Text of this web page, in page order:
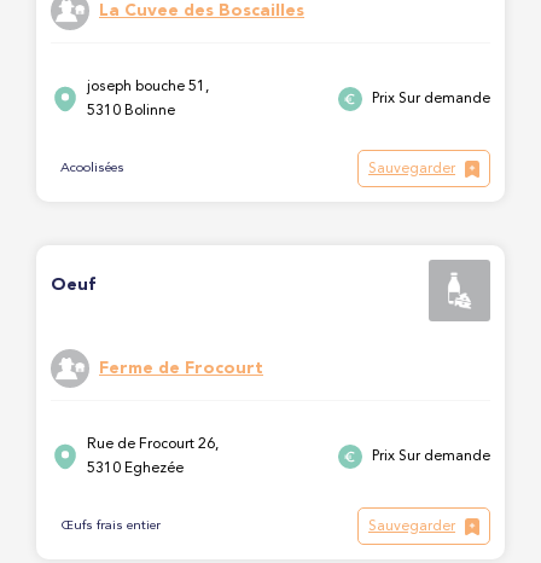
La Cuvee des Boscailles
joseph bouche 51,
5310 Bolinne
Prix Sur demande
Acoolisées Sauvegarder
Oeuf
Ferme de Frocourt
Rue de Frocourt 26,
5310 Eghezée
Prix Sur demande
Œufs frais entier Sauvegarder